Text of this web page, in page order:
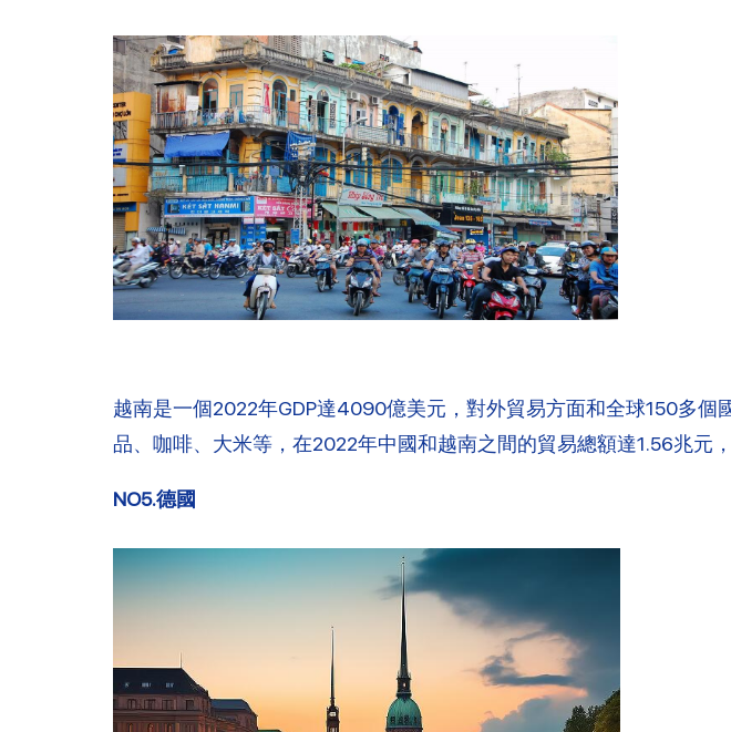
越南是一個2022年GDP達4090億美元，對外貿易方面和全球150多
品、咖啡、大米等，在2022年中國和越南之間的貿易總額達1.56兆元
NO5.德國